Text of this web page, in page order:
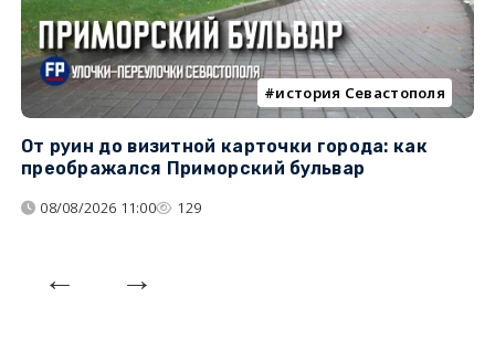
история Севастополя
От руин до визитной карточки города: как
преображался Приморский бульвар
08/08/2026 11:00 129